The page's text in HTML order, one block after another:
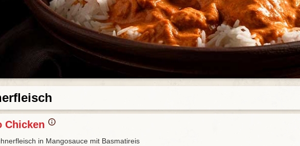
Chicken
in Mangosauce mit Basmatireis